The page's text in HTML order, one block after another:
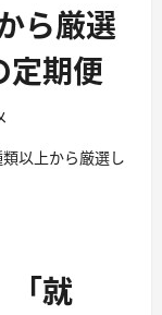
ら厳選
定期便
以上から厳選し
「就